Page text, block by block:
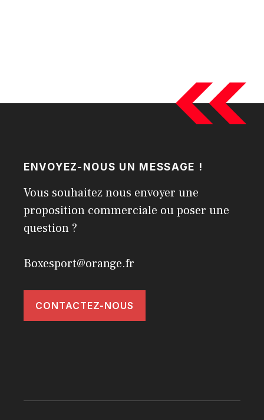
ENVOYEZ-NOUS UN MESSAGE !
Vous souhaitez nous envoyer une
proposition commerciale ou poser une
question ?
Boxesport@orange.fr
CONTACTEZ-NOUS